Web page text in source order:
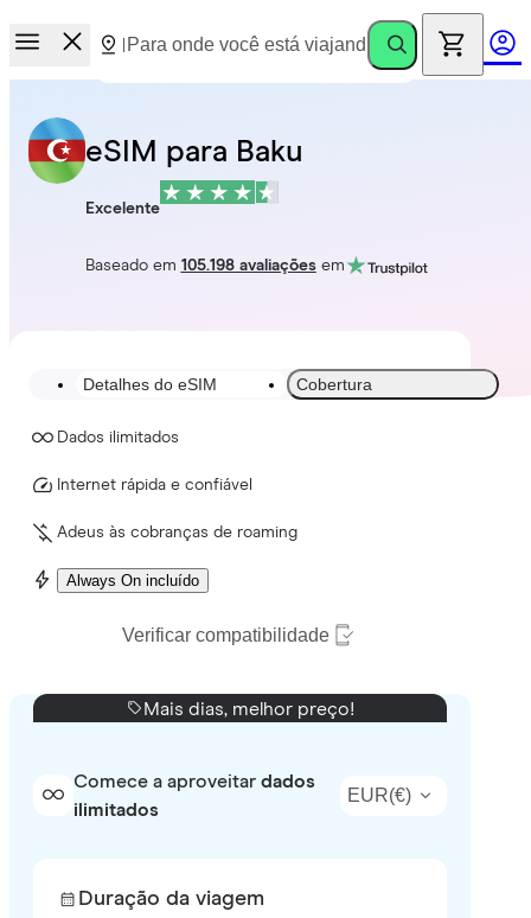
eSIM para Baku
Excelente
Baseado em 105.198 avaliaçõesem
Detalhes do eSIM Cobertura
Dados ilimitados
Internet rápida e confiável
Adeus às cobranças de roaming
Always On incluído
Verificar compatibilidade
Mais dias, melhor preço!
Comece a aproveitar dados
ilimitados
EUR(€)
Duração da viagem